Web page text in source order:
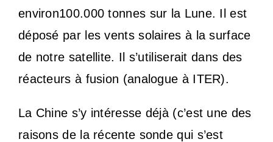
environ100.000 tonnes sur la Lune. Il est
déposé par les vents solaires à la surface
de notre satellite. Il s’utiliserait dans des
réacteurs à fusion (analogue à ITER).
La Chine s’y intéresse déjà (c’est une des
raisons de la récente sonde qui s’est